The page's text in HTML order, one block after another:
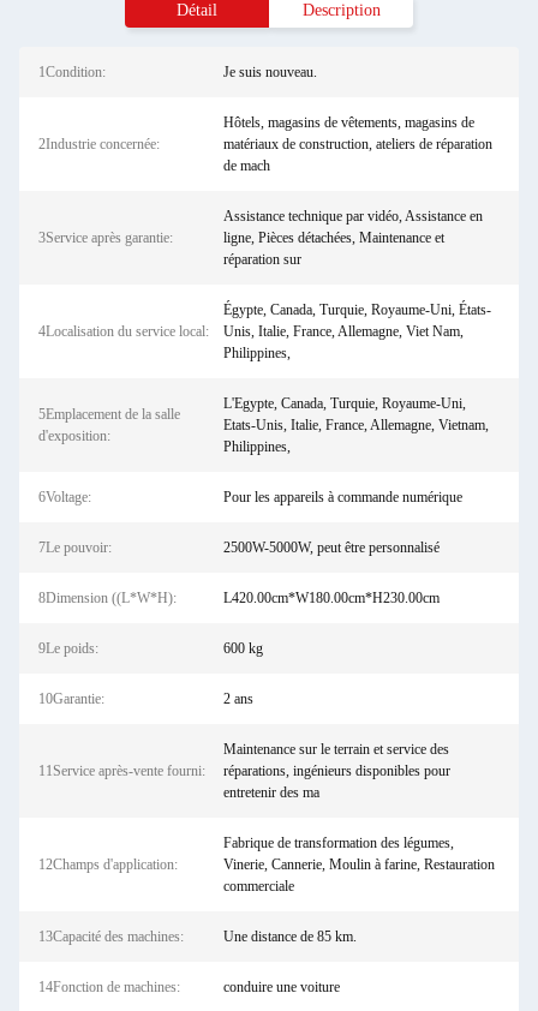
Détail Description
1Condition: Je suis nouveau.
2Industrie concernée:
Hôtels, magasins de vêtements, magasins de
matériaux de construction, ateliers de réparation
de mach
3Service après garantie:
Assistance technique par vidéo, Assistance en
ligne, Pièces détachées, Maintenance et
réparation sur
4Localisation du service local:
Égypte, Canada, Turquie, Royaume-Uni, États-
Unis, Italie, France, Allemagne, Viet Nam,
Philippines,
5Emplacement de la salle
d'exposition:
L'Egypte, Canada, Turquie, Royaume-Uni,
Etats-Unis, Italie, France, Allemagne, Vietnam,
Philippines,
6Voltage: Pour les appareils à commande numérique
7Le pouvoir: 2500W-5000W, peut être personnalisé
8Dimension ((L*W*H): L420.00cm*W180.00cm*H230.00cm
9Le poids: 600 kg
10Garantie: 2 ans
11Service après-vente fourni:
Maintenance sur le terrain et service des
réparations, ingénieurs disponibles pour
entretenir des ma
12Champs d'application:
Fabrique de transformation des légumes,
Vinerie, Cannerie, Moulin à farine, Restauration
commerciale
13Capacité des machines: Une distance de 85 km.
14Fonction de machines: conduire une voiture